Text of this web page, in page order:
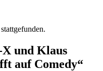
und Klaus
auf Comedy“